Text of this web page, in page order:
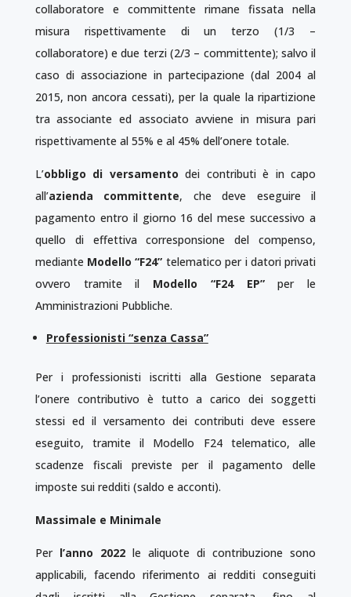
collaboratore e committente rimane fissata nella
misura rispettivamente di un terzo (1/3 –
collaboratore) e due terzi (2/3 – committente); salvo il
caso di associazione in partecipazione (dal 2004 al
2015, non ancora cessati), per la quale la ripartizione
tra associante ed associato avviene in misura pari
rispettivamente al 55% e al 45% dell’onere totale.
L’obbligo di versamento dei contributi è in capo
all’azienda committente, che deve eseguire il
pagamento entro il giorno 16 del mese successivo a
quello di effettiva corresponsione del compenso,
mediante Modello “F24” telematico per i datori privati
ovvero tramite il Modello “F24 EP”per le
Amministrazioni Pubbliche.
Professionisti “senza Cassa”
Per i professionisti iscritti alla Gestione separata
l’onere contributivo è tutto a carico dei soggetti
stessi ed il versamento dei contributi deve essere
eseguito, tramite il Modello F24 telematico, alle
scadenze fiscali previste per il pagamento delle
imposte sui redditi (saldo e acconti).
Massimale e Minimale
Per l’anno 2022le aliquote di contribuzione sono
applicabili, facendo riferimento ai redditi conseguiti